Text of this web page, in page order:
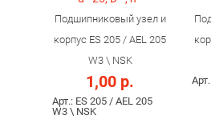
Подшипниковый узел и
корпус ES 205 / AEL 205
W3 \ NSK
1,00 р.
Арт.: ES 205 / AEL 205
W3 \ NSK